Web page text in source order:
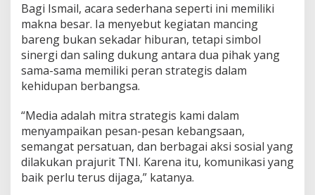
Bagi Ismail, acara sederhana seperti ini memiliki
makna besar. Ia menyebut kegiatan mancing
bareng bukan sekadar hiburan, tetapi simbol
sinergi dan saling dukung antara dua pihak yang
sama-sama memiliki peran strategis dalam
kehidupan berbangsa.
“Media adalah mitra strategis kami dalam
menyampaikan pesan-pesan kebangsaan,
semangat persatuan, dan berbagai aksi sosial yang
dilakukan prajurit TNI. Karena itu, komunikasi yang
baik perlu terus dijaga,” katanya.